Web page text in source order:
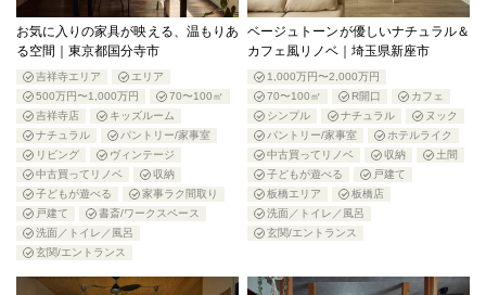
お気に入りの家具が映える、温もりあ
る空間｜東京都国分寺市
吉祥寺エリア
エリア
500万円〜1,000万円
70〜100㎡
吉祥寺店
キッズルーム
ナチュラル
パントリー/家事室
リビング
ヴィンテージ
中古買ってリノベ
収納
子どもが遊べる
家事ラク間取り
戸建て
書斎/ワークスペース
洗面／トイレ／風呂
玄関/エントランス
ベージュトーンが優しいナチュラル＆
カフェ風リノベ｜埼玉県新座市
1,000万円〜2,000万円
70〜100㎡
R開口
カフェ
シンプル
ナチュラル
ヌック
パントリー/家事室
ホテルライク
中古買ってリノベ
収納
土間
子どもが遊べる
戸建て
板橋エリア
板橋店
洗面／トイレ／風呂
玄関/エントランス